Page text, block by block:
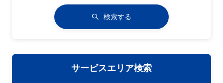
検索する
サービスエリア検索